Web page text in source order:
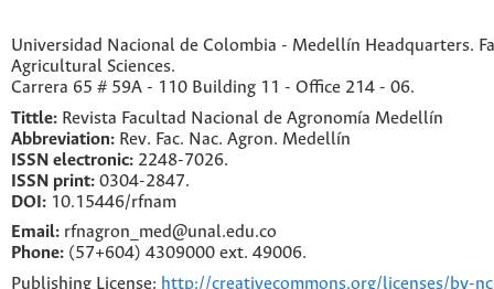
Universidad Nacional de Colombia - Medellín Headquarters.
Agricultural Sciences.
Carrera 65 # 59A - 110 Building 11 - Office 214 - 06.
Tittle: Revista Facultad Nacional de Agronomía Medellín
Abbreviation: Rev. Fac. Nac. Agron. Medellín
ISSN electronic: 2248-7026.
ISSN print: 0304-2847.
DOI: 10.15446/rfnam
Email: rfnagron_med@unal.edu.co
Phone: (57+604) 4309000 ext. 49006.
Publishing License: http://creativecommons.org/licenses/by-